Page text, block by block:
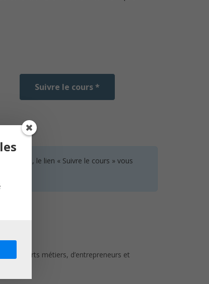
Suivre le cours *
cours, le lien « Suivre le cours » vous
d’experts métiers, d’entrepreneurs et